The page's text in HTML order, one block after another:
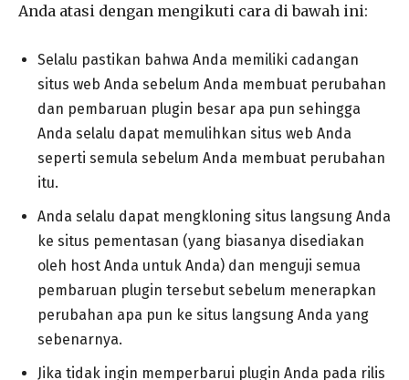
Anda atasi dengan mengikuti cara di bawah ini:
Selalu pastikan bahwa Anda memiliki cadangan
situs web Anda sebelum Anda membuat perubahan
dan pembaruan plugin besar apa pun sehingga
Anda selalu dapat memulihkan situs web Anda
seperti semula sebelum Anda membuat perubahan
itu.
Anda selalu dapat mengkloning situs langsung Anda
ke situs pementasan (yang biasanya disediakan
oleh host Anda untuk Anda) dan menguji semua
pembaruan plugin tersebut sebelum menerapkan
perubahan apa pun ke situs langsung Anda yang
sebenarnya.
Jika tidak ingin memperbarui plugin Anda pada rilis